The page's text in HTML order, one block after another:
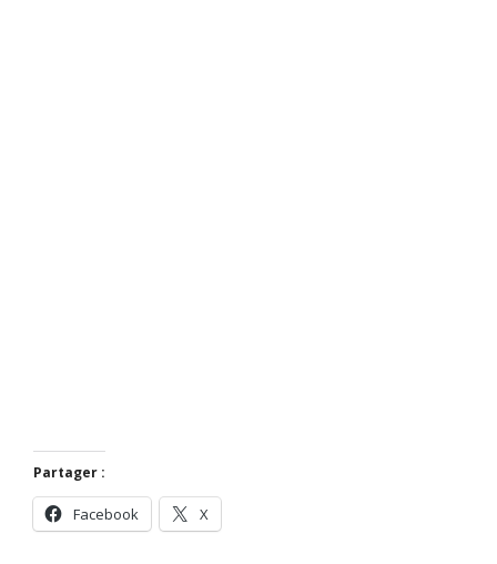
Partager :
Facebook X